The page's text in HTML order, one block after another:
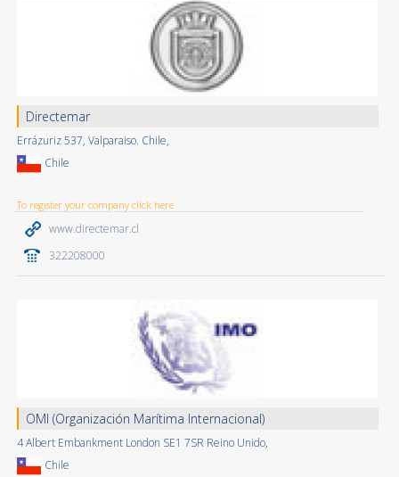
Directemar
Errázuriz 537, Valparaiso. Chile,
Chile
To register your company click here
www.directemar.cl
322208000
OMI (Organización Marítima Internacional)
4 Albert Embankment London SE1 7SR Reino Unido,
Chile